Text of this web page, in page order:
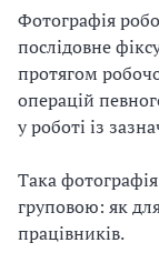
Фотографія
послідовне
протягом
операцій
у роботі із
Така
груповою: як
працівників.